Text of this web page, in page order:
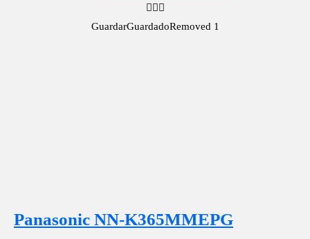
GuardarGuardadoRemoved 1
Panasonic NN-K365MMEPG